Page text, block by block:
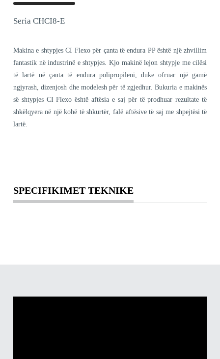
Seria CHCI8-E
Makina e shtypjes CI Flexo për çanta të endura PP është një zhvillim
fantastik në industrinë e shtypjes. Kjo makinë lejon shtypje me cilësi
të lartë në çanta të endura polipropileni, duke ofruar një gamë
ngjyrash, dizenjosh dhe modelesh për të zgjedhur. Bukuria e makinës
së shtypjes CI Flexo është aftësia e saj për të prodhuar rezultate të
shkëlqyera në një kohë të shkurtër, falë aftësive të saj me shpejtësi të
lartë.
SPECIFIKIMET TEKNIKE